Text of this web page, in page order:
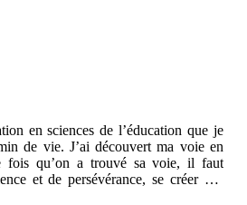
en sciences de l’éducation que je
de vie. J’ai découvert ma voie en
fois qu’on a trouvé sa voie, il faut
et de persévérance, se créer des
se laisser décourager. Je garde